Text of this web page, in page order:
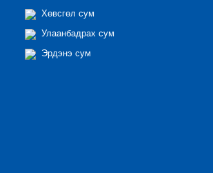
Хөвсгөл сум
Улаанбадрах сум
Эрдэнэ сум